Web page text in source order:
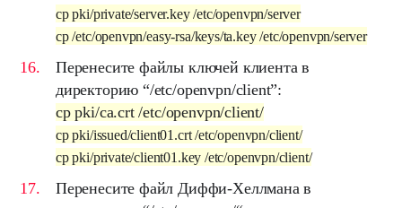
cp pki/private/server.key /etc/openvpn/server
cp /etc/openvpn/easy-rsa/keys/ta.key /etc/openvpn/server
Перенесите файлы ключей клиента в
директорию “/etc/openvpn/client”:
cp pki/ca.crt /etc/openvpn/client/
cp pki/issued/client01.crt /etc/openvpn/client/
cp pki/private/client01.key /etc/openvpn/client/
Перенеситефайл Диффи-Хеллмана в